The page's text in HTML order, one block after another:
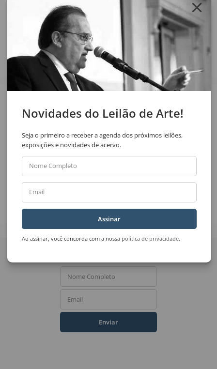
Compartilhar
Uberto Zamith
Sem Título
Figura
Novidades do Leilão de Arte!
Seja o primeiro a receber a agenda dos próximos leilões,
exposições e novidades de acervo.
Nome Completo
Email
Assinar
Ao assinar, você concorda com a nossa política de privacidade.
Quer receber novidades
Nome Completo
Email
Enviar